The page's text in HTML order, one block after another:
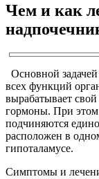
Чем и как
Основной
всех функций
вырабатывает
гормоны. При этом
подчиняются
расположен в
гипоталамусе.
Симптомы и